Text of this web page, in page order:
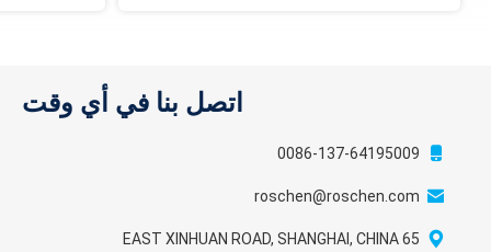
اتصل بنا في أي وقت
0086-137-64195009
roschen@roschen.com
65 EAST XINHUAN ROAD, SHANGHAI, CHINA